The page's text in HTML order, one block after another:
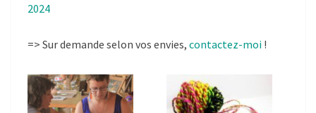
2024
=> Sur demande selon vos envies, contactez-moi !